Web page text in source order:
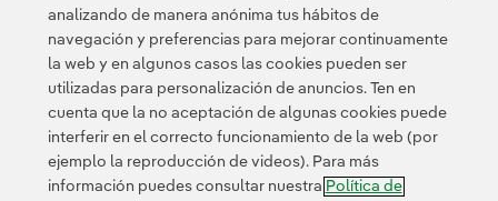
Contacta Clientes Política de Privacidad Información legal
analizando de manera anónima tus hábitos de
navegación y preferencias para mejorar continuamente
la web y en algunos casos las cookies pueden ser
utilizadas para personalización de anuncios. Ten en
cuenta que la no aceptación de algunas cookies puede
interferir en el correcto funcionamiento de la web (por
ejemplo la reproducción de videos). Para más
información puedes consultar nuestra Política de